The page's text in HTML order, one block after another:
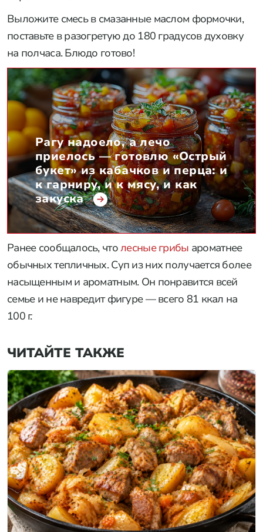
Выложите смесь в смазанные маслом формочки,
поставьте в разогретую до 180 градусов духовку
на полчаса. Блюдо готово!
Рагу надоело, а лечо
приелось — готовлю «Острый
букет» из кабачков и перца: и
к гарниру, и к мясу, и как
закуска
Ранее сообщалось, чтолесные грибы ароматнее
обычных тепличных. Суп из них получается более
насыщенным и ароматным. Он понравится всей
семье и не навредит фигуре — всего 81 ккал на
100 г.
ЧИТАЙТЕ ТАКЖЕ